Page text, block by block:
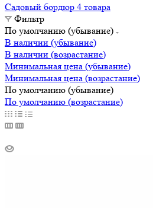
Садовый бордюр 4 товара
Фильтр
По умолчанию (убывание)
В наличии (убывание)
В наличии (возрастание)
Минимальная цена (убывание)
Минимальная цена (возрастание)
По умолчанию (убывание)
По умолчанию (возрастание)